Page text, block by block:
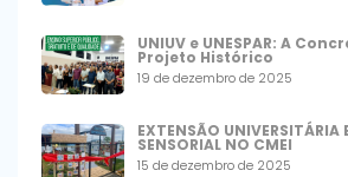
UNIUV e UNESPAR: A
Projeto Histórico
19 de dezembro de 2025
EXTENSÃO
SENSORIAL NO CMEI
15 de dezembro de 2025